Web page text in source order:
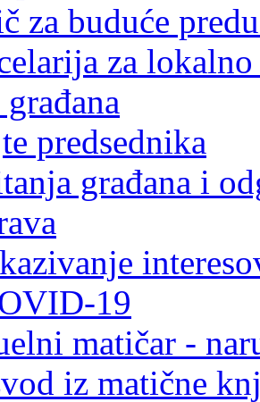
za buduće
za
predsednika
građana i
19
matičar -
iz matične